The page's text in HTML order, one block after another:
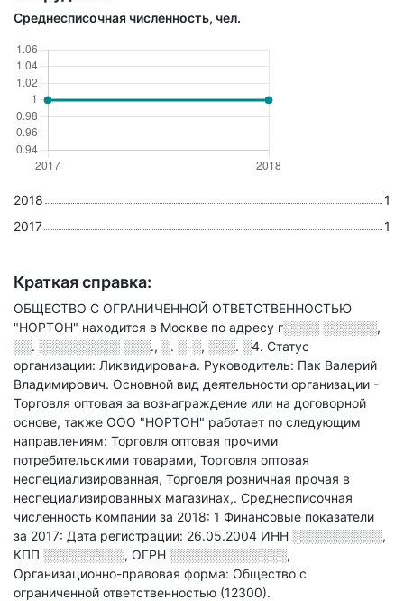
Среднесписочная численность, чел.
2018
1
2017
1
Краткая справка:
ОБЩЕСТВО С ОГРАНИЧЕННОЙ ОТВЕТСТВЕННОСТЬЮ
"НОРТОН" находится в Москве по адресу г░░░░ ░░░░░░,
░░. ░░░░░░░░░ ░░░., ░. ░-░, ░░░. ░4. Статус
организации: Ликвидирована. Руководитель: Пак Валерий
Владимирович. Основной вид деятельности организации -
Торговля оптовая за вознаграждение или на договорной
основе, также ООО "НОРТОН" работает по следующим
направлениям: Торговля оптовая прочими
потребительскими товарами, Торговля оптовая
неспециализированная, Торговля розничная прочая в
неспециализированных магазинах,. Среднесписочная
численность компании за 2018: 1 Финансовые показатели
за 2017: Дата регистрации: 26.05.2004 ИНН ░░░░░░░░░░,
КПП ░░░░░░░░░, ОГРН ░░░░░░░░░░░░░,
Организационно-правовая форма: Общество с
ограниченной ответственностью (12300).